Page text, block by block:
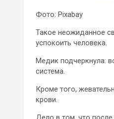
Фото: Pixabay
Такое неожиданное
успокоить человека.
Медик подчеркнула:
система.
Кроме того,
крови.